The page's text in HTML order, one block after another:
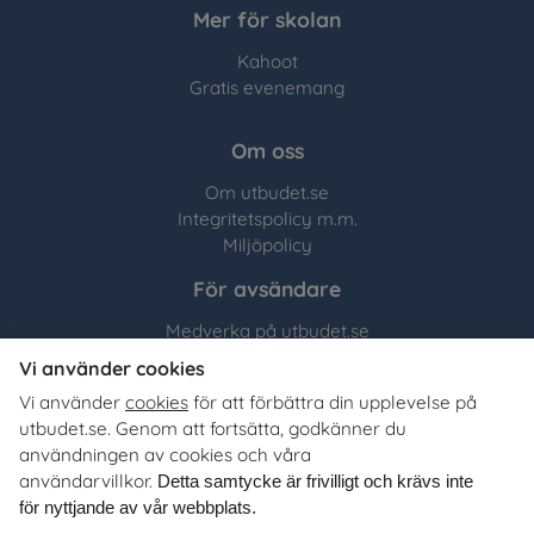
Mer för skolan
Kahoot
Gratis evenemang
Om oss
Om utbudet.se
Integritetspolicy m.m.
Miljöpolicy
För avsändare
Medverka på utbudet.se
Utbudet.se distribuerar
organisationers, myndigheters och företags egna material
till Sveriges alla skolor, universitet och högskolor. Tjänsten
är kostnadsfri för lärare, studie- och yrkesvägledare och
annan skolpersonal.
Vi använder cookies
Vi använder cookies för att förbättra din upplevelse på
utbudet.se. Genom att fortsätta, godkänner du
användningen av cookies och våra
användarvillkor. Detta samtycke är frivilligt och krävs inte
för nyttjande av vår webbplats.